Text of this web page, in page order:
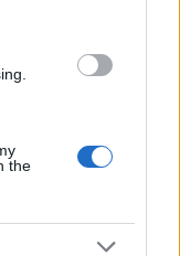
the
ir
kas
garšu.
svaigu
saviem
ķermenim
vairāk...